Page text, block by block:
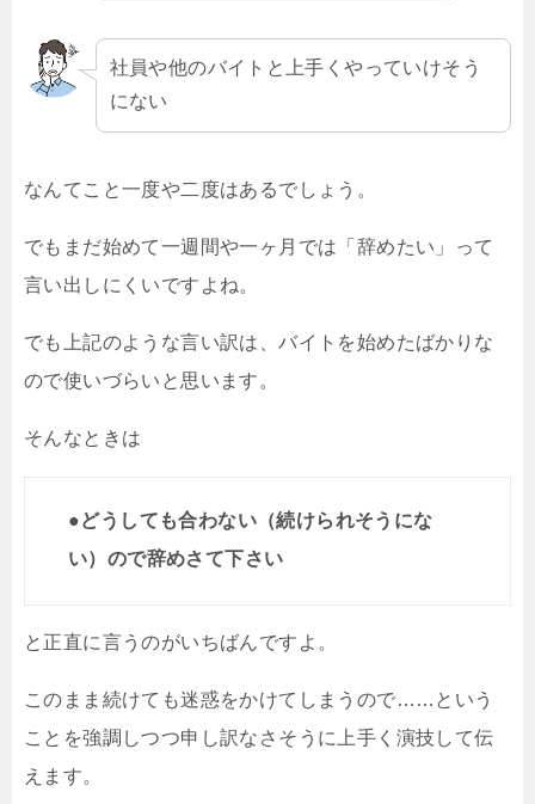
社員や他のバイトと上手くやっていけそう
にない
なんてこと一度や二度はあるでしょう。
でもまだ始めて一週間や一ヶ月では「辞めたい」って
言い出しにくいですよね。
でも上記のような言い訳は、バイトを始めたばかりな
ので使いづらいと思います。
そんなときは
●どうしても合わない（続けられそうにな
い）ので辞めさて下さい
と正直に言うのがいちばんですよ。
このまま続けても迷惑をかけてしまうので……という
ことを強調しつつ申し訳なさそうに上手く演技して伝
えます。